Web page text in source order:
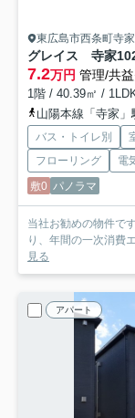
東広島市西条町寺家
グレイス 寺家
7.2万円 管理/共
1階 / 40.39㎡ /
山陽本線「寺家
バス・トイレ別
フローリング
電
敷0 パノラマ
当社お勧めの物件で
り、年間の一次消費
見る
アパート